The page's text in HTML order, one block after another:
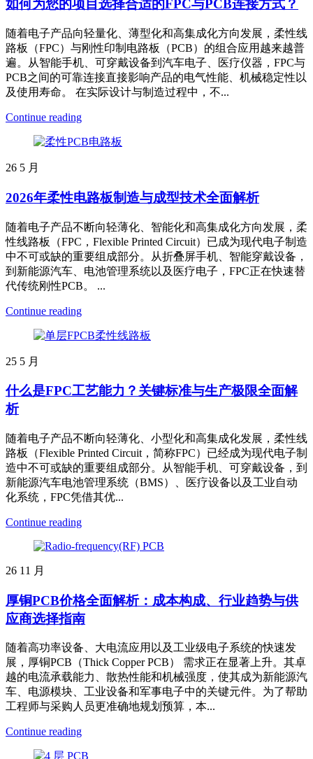
如何为您的项目选择合适的FPC与PCB连接方式？
随着电子产品向轻量化、薄型化和高集成化方向发展，柔性线
路板（FPC）与刚性印制电路板（PCB）的组合应用越来越普
遍。从智能手机、可穿戴设备到汽车电子、医疗仪器，FPC与
PCB之间的可靠连接直接影响产品的电气性能、机械稳定性以
及使用寿命。 在实际设计与制造过程中，不...
Continue reading
26 5 月
2026年柔性电路板制造与成型技术全面解析
随着电子产品不断向轻薄化、智能化和高集成化方向发展，柔
性线路板（FPC，Flexible Printed Circuit）已成为现代电子制造
中不可或缺的重要组成部分。从折叠屏手机、智能穿戴设备，
到新能源汽车、电池管理系统以及医疗电子，FPC正在快速替
代传统刚性PCB。 ...
Continue reading
25 5 月
什么是FPC工艺能力？关键标准与生产极限全面解
析
随着电子产品不断向轻薄化、小型化和高集成化发展，柔性线
路板（Flexible Printed Circuit，简称FPC）已经成为现代电子制
造中不可或缺的重要组成部分。从智能手机、可穿戴设备，到
新能源汽车电池管理系统（BMS）、医疗设备以及工业自动
化系统，FPC凭借其优...
Continue reading
26 11 月
厚铜PCB价格全面解析：成本构成、行业趋势与供
应商选择指南
随着高功率设备、大电流应用以及工业级电子系统的快速发
展，厚铜PCB（Thick Copper PCB） 需求正在显著上升。其卓
越的电流承载能力、散热性能和机械强度，使其成为新能源汽
车、电源模块、工业设备和军事电子中的关键元件。为了帮助
工程师与采购人员更准确地规划预算，本...
Continue reading